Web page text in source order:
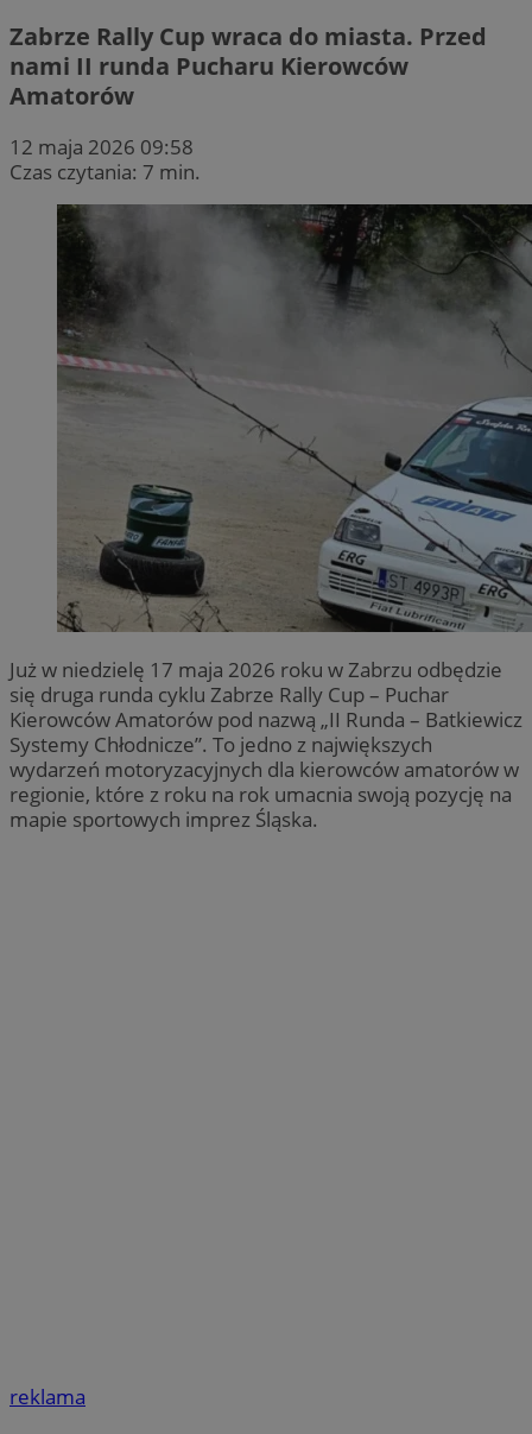
Zabrze Rally Cup wraca do miasta. Przed
nami II runda Pucharu Kierowców
Amatorów
12 maja 2026 09:58
Czas czytania: 7 min.
Już w niedzielę 17 maja 2026 roku w Zabrzu odbędzie
się druga runda cyklu Zabrze Rally Cup – Puchar
Kierowców Amatorów pod nazwą „II Runda – Batkiewicz
Systemy Chłodnicze”. To jedno z największych
wydarzeń motoryzacyjnych dla kierowców amatorów w
regionie, które z roku na rok umacnia swoją pozycję na
mapie sportowych imprez Śląska.
reklama